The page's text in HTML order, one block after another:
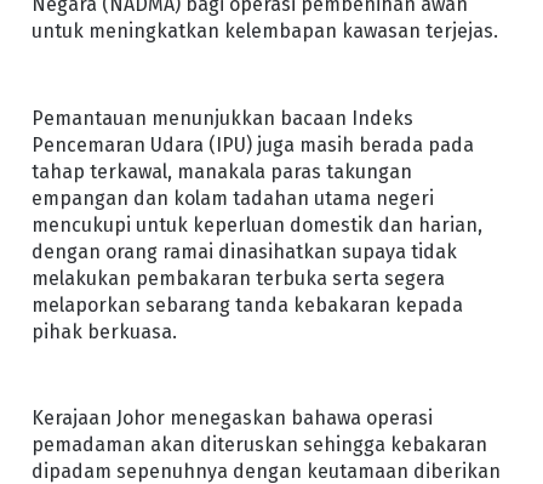
Negara (NADMA) bagi operasi pembenihan awan
untuk meningkatkan kelembapan kawasan terjejas.
Pemantauan menunjukkan bacaan Indeks
Pencemaran Udara (IPU) juga masih berada pada
tahap terkawal, manakala paras takungan
empangan dan kolam tadahan utama negeri
mencukupi untuk keperluan domestik dan harian,
dengan orang ramai dinasihatkan supaya tidak
melakukan pembakaran terbuka serta segera
melaporkan sebarang tanda kebakaran kepada
pihak berkuasa.
Kerajaan Johor menegaskan bahawa operasi
pemadaman akan diteruskan sehingga kebakaran
dipadam sepenuhnya dengan keutamaan diberikan